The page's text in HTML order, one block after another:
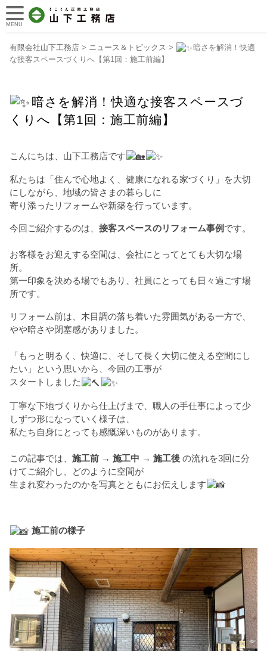
有限会社山下工務店 > ニュース＆トピックス >
暗さを解消！快適
な接客スペースづくりへ【第1回：施工前編】
暗さを解消！快適な接客スペースづ
くりへ【第1回：施工前編】
こんにちは、山下工務店です
私たちは「住んで心地よく、健康になれる家づくり」を大切
にしながら、地域の皆さまの暮らしに
寄り添ったリフォームや新築を行っています。
今回ご紹介するのは、 接客スペースのリフォーム事例 です。
お客様をお迎えする空間は、会社にとってとても大切な場
所。
第一印象を決める場でもあり、社員にとっても日々過ごす場
所です。
リフォーム前は、木目調の落ち着いた雰囲気がある一方で、
やや暗さや閉塞感がありました。
「もっと明るく、快適に、そして長く大切に使える空間にし
たい」という思いから、今回の工事が
スタートしました
丁寧な下地づくりから仕上げまで、職人の手仕事によって少
しずつ形になっていく様子は、
私たち自身にとっても感慨深いものがあります。
この記事では、 施工前 → 施工中 → 施工後 の流れを3回に分
けてご紹介し、どのように空間が
生まれ変わったのかを写真とともにお伝えします
施工前の様子
MENU